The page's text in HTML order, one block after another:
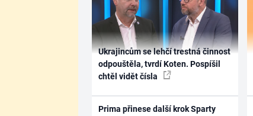
Ukrajincům se lehčí trestná činnost
odpouštěla, tvrdí Koten. Pospíšil
chtěl vidět čísla
Prima přinese další krok Sparty